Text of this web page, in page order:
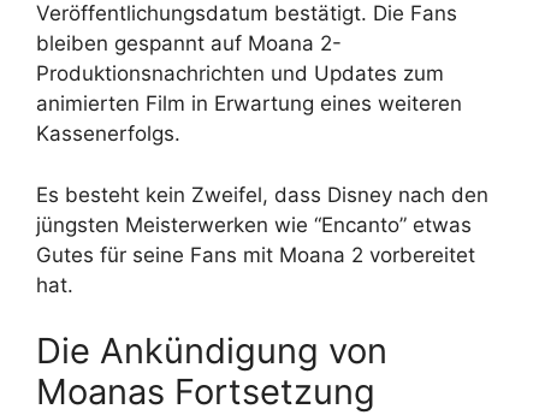
Veröffentlichungsdatum bestätigt. Die Fans
bleiben gespannt auf Moana 2-
Produktionsnachrichten und Updates zum
animierten Film in Erwartung eines weiteren
Kassenerfolgs.
Es besteht kein Zweifel, dass Disney nach den
jüngsten Meisterwerken wie “Encanto” etwas
Gutes für seine Fans mit Moana 2 vorbereitet
hat.
Die Ankündigung von
Moanas Fortsetzung